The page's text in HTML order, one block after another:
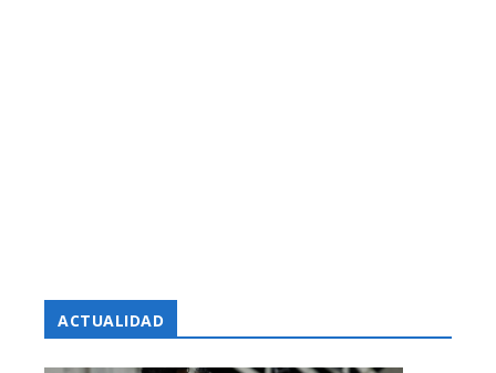
ACTUALIDAD